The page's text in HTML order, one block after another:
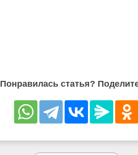
Понравилась статья?